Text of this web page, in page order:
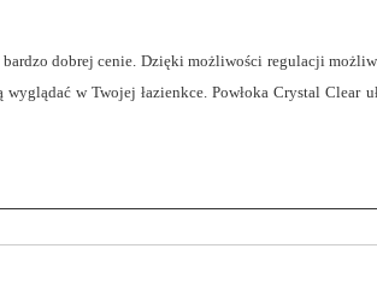
dobrej cenie. Dzięki możliwości regulacji
w Twojej łazienkce. Powłoka Crystal Clear